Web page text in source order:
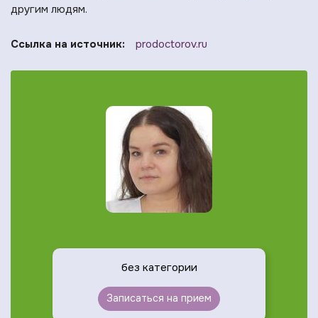
другим людям.
Ссылка на источник: prodoctorov.ru
без категории
Записаться на прием